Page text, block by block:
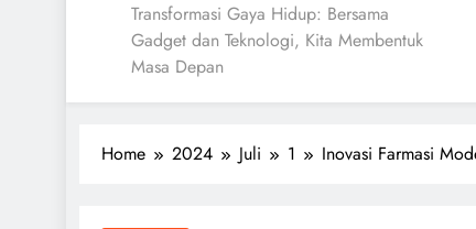
Transformasi Gaya Hidup: Bersama
Gadget dan Teknologi, Kita Membentuk
Masa Depan
Home 2024 Juli 1 Inovasi Farmasi